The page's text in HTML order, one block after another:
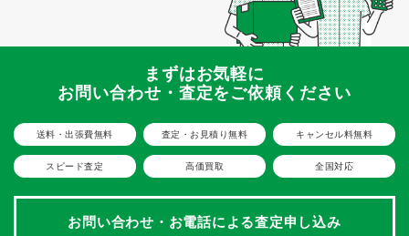
まずはお気軽に
お問い合わせ・査定をご依頼ください
送料・出張費無料 査定・お見積り無料 キャンセル料無料
スピード査定 高価買取 全国対応
お問い合わせ・お電話による査定申し込み